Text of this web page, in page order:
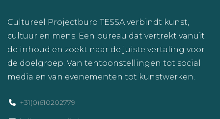
Cultureel Projectburo TESSA verbindt kunst,
cultuur en mens. Een bureau dat vertrekt vanuit
de inhoud en zoekt naar de juiste vertaling voor
de doelgroep. Van tentoonstellingen tot social
media en van evenementen tot kunstwerken.
+31(0)610202779